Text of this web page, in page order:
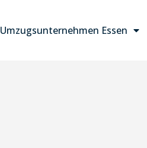
Umzugsunternehmen Essen